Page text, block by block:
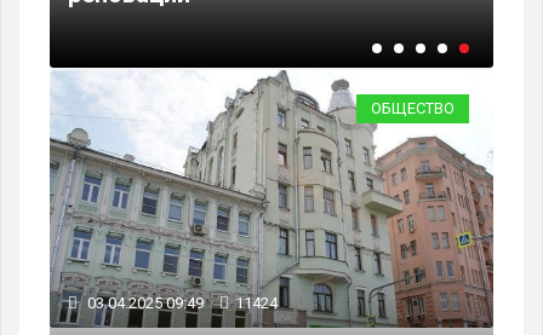
ОБЩЕСТВО
03.04.2025 09:49 11424